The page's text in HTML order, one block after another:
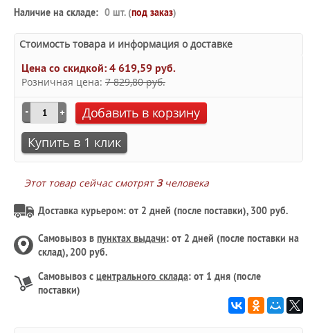
Наличие на складе: 0 шт. (под заказ)
Стоимость товара и информация о доставке
Цена со скидкой:4 619,59 руб.
Розничная цена: 7 829,80 руб.
Добавить в корзину
Купить в 1 клик
Этот товар сейчас смотрят3человека
Доставка курьером: от 2 дней (после поставки), 300 руб.
Самовывоз в пунктах выдачи: от 2 дней (после поставки на
склад), 200 руб.
Самовывоз с центрального склада: от 1 дня (после
поставки)